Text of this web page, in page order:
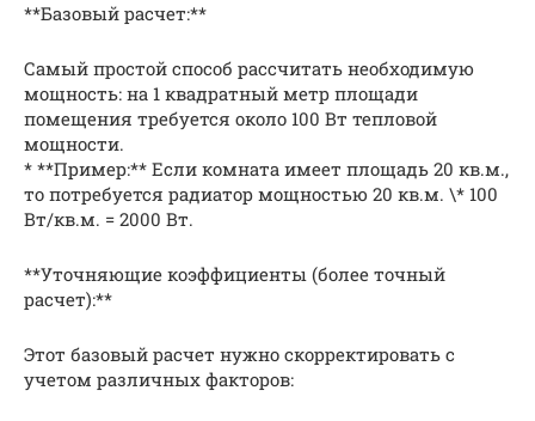
**Базовый расчет:**
Самый простой способ рассчитать необходимую
мощность: на 1 квадратный метр площади
помещения требуется около 100 Вт тепловой
мощности.
* **Пример:** Если комната имеет площадь 20 кв.м.,
то потребуется радиатор мощностью 20 кв.м. \* 100
Вт/кв.м. = 2000 Вт.
**Уточняющие коэффициенты (более точный
расчет):**
Этот базовый расчет нужно скорректировать с
учетом различных факторов: